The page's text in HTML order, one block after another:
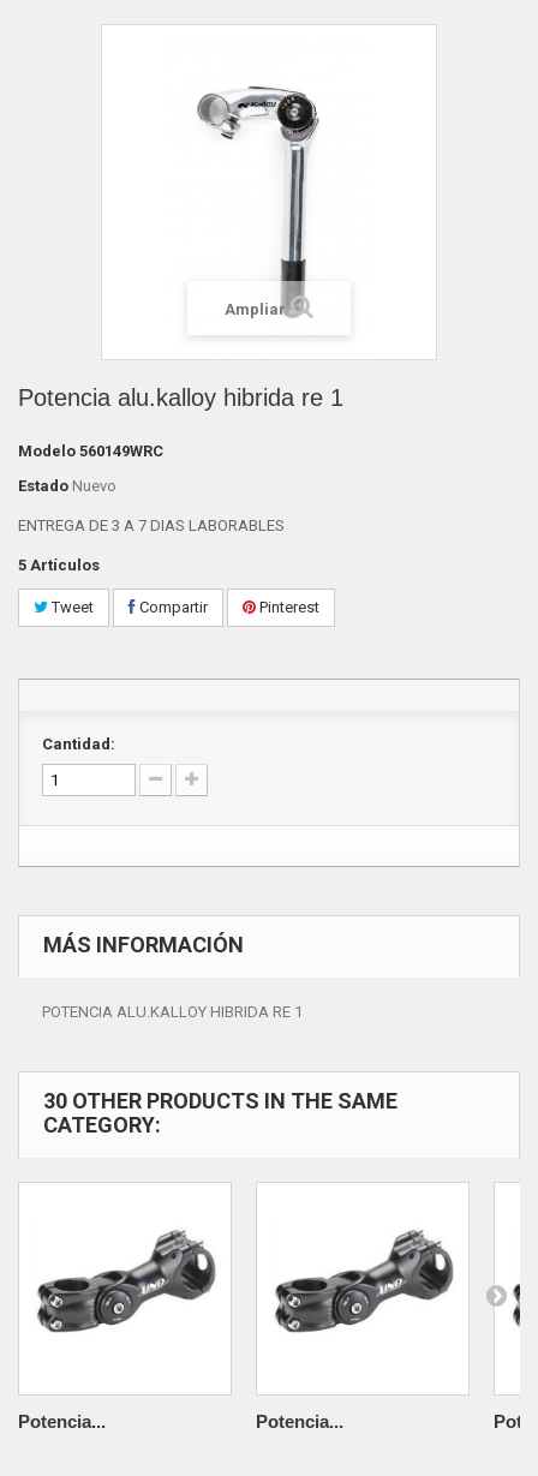
Ampliar
Potencia alu.kalloy hibrida re 1
Modelo 560149WRC
Estado Nuevo
ENTREGA DE 3 A 7 DIAS LABORABLES
5 Artículos
Tweet Compartir Pinterest
Cantidad:
MÁS INFORMACIÓN
POTENCIA ALU.KALLOY HIBRIDA RE 1
30 OTHER PRODUCTS IN THE SAME
CATEGORY:
Potencia... Potencia...